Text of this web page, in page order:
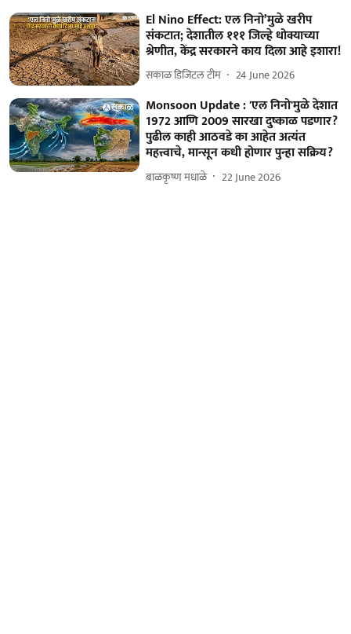
El Nino Effect: एल निनो’मुळे खरीप
संकटात; देशातील १११ जिल्हे धोक्याच्या
श्रेणीत, केंद्र सरकारने काय दिला आहे इशारा!
सकाळ डिजिटल टीम 24 June 2026
Monsoon Update : 'एल निनो'मुळे देशात
1972 आणि 2009 सारखा दुष्काळ पडणार?
पुढील काही आठवडे का आहेत अत्यंत
महत्त्वाचे, मान्सून कधी होणार पुन्हा सक्रिय?
बाळकृष्ण मधाळे 22 June 2026